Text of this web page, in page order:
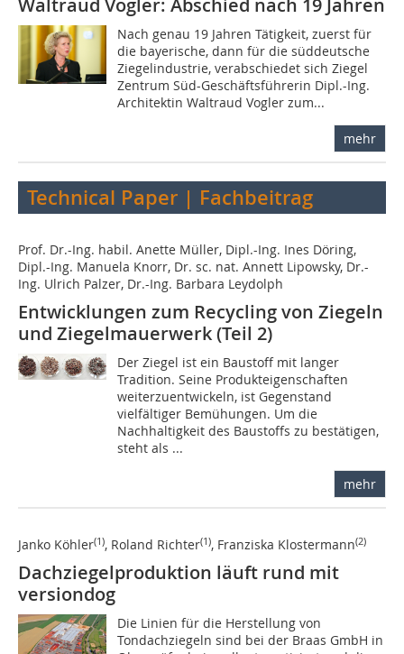
Waltraud Vogler: Abschied nach 19 Jahren
Nach genau 19 Jahren Tätigkeit, zuerst für
die bayerische, dann für die süddeutsche
Ziegelindustrie, verabschiedet sich Ziegel
Zentrum Süd-Geschäftsführerin Dipl.-Ing.
Architektin Waltraud Vogler zum...
mehr
Technical Paper | Fachbeitrag
Prof. Dr.-Ing. habil. Anette Müller, Dipl.-Ing. Ines Döring,
Dipl.-Ing. Manuela Knorr, Dr. sc. nat. Annett Lipowsky, Dr.-
Ing. Ulrich Palzer, Dr.-Ing. Barbara Leydolph
Entwicklungen zum Recycling von Ziegeln
und Ziegelmauerwerk (Teil 2)
Der Ziegel ist ein Baustoff mit langer
Tradition. Seine Produkteigenschaften
weiterzuentwickeln, ist Gegenstand
vielfältiger Bemühungen. Um die
Nachhaltigkeit des Baustoffs zu bestätigen,
steht als ...
mehr
Janko Köhler(1), Roland Richter(1), Franziska Klostermann(2)
Dachziegelproduktion läuft rund mit
versiondog
Die Linien für die Herstellung von
Tondachziegeln sind bei der Braas GmbH in